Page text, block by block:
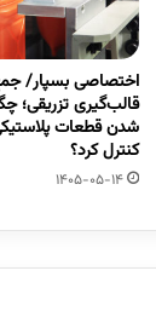
اختصاصی بسپار/
قالب‌گیری تزریقی؛
شدن قطعات
کنترل کرد؟
1405-05-14